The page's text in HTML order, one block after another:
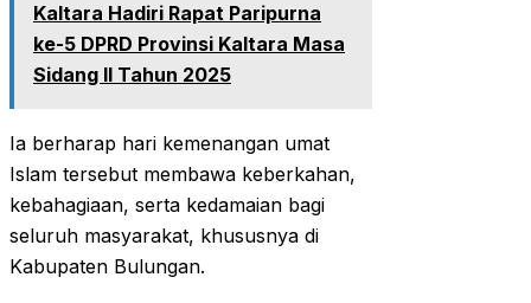
Kaltara Hadiri Rapat Paripurna
ke-5 DPRD Provinsi Kaltara Masa
Sidang ll Tahun 2025
Ia berharap hari kemenangan umat
Islam tersebut membawa keberkahan,
kebahagiaan, serta kedamaian bagi
seluruh masyarakat, khususnya di
Kabupaten Bulungan.